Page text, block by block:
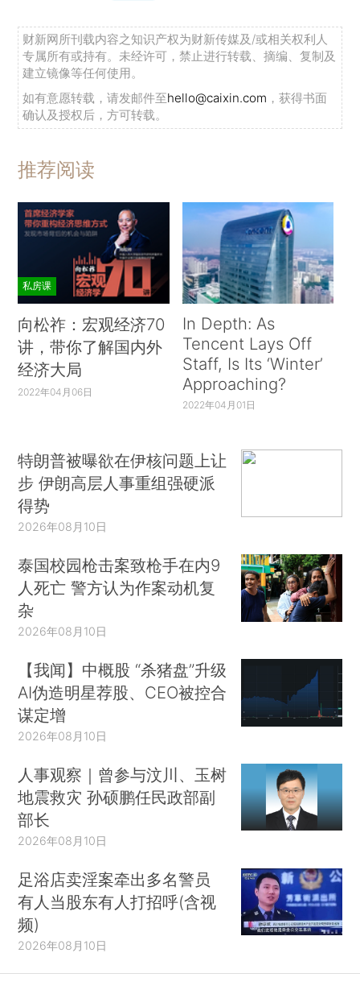
财新网所刊载内容之知识产权为财新传媒及/或相关权利人
专属所有或持有。未经许可，禁止进行转载、摘编、复制及
建立镜像等任何使用。
如有意愿转载，请发邮件至hello@caixin.com ，获得书面
确认及授权后，方可转载。
推荐阅读
私房课
向松祚：宏观经济70
讲，带你了解国内外
经济大局
2022年04月06日
In Depth: As
Tencent Lays Off
Staff, Is Its ‘Winter’
Approaching?
2022年04月01日
特朗普被曝欲在伊核问题上让
步 伊朗高层人事重组强硬派
得势
2026年08月10日
泰国校园枪击案致枪手在内9
人死亡 警方认为作案动机复
杂
2026年08月10日
【我闻】中概股 “杀猪盘”升级
AI伪造明星荐股、CEO被控合
谋定增
2026年08月10日
人事观察｜曾参与汶川、玉树
地震救灾 孙硕鹏任民政部副
部长
2026年08月10日
足浴店卖淫案牵出多名警员
有人当股东有人打招呼(含视
频)
2026年08月10日